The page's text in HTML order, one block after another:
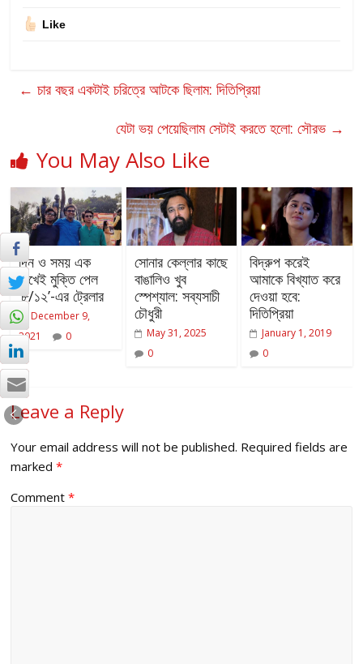
Like
← চার বছর একটাই চরিত্রে আটকে ছিলাম: দিতিপ্রিয়া
যেটা ভয় পেয়েছিলাম সেটাই করতে হলো: সৌরভ →
You May Also Like
দিন ও সময় এক
রেখেই মুক্তি পেল
‘৮/১২’-এর ট্রেলার
December 9,
2021
0
সোনার কেল্লার কাছে
বাঙালিও খুব
স্পেশ্যাল: সব্যসাচী
চৌধুরী
May 31, 2025
0
বিদ্রুপ করেই
আমাকে বিখ্যাত করে
দেওয়া হবে:
দিতিপ্রিয়া
January 1, 2019
0
Leave a Reply
Your email address will not be published. Required fields are
marked*
Comment*